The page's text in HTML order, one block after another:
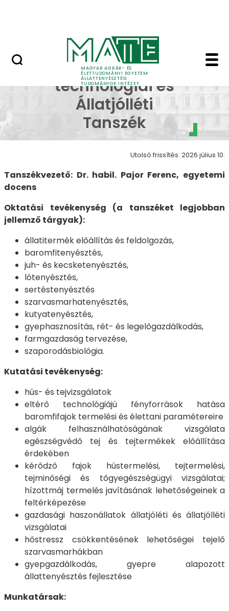
MAGYAR AGRÁR- ÉS
ÉLETTUDOMÁNYI EGYETEM
ÁLLATTENYÉSZTÉSI
TUDOMÁNYOK INTÉZET
Állattenyésztés-
Állattenyésztés-
technológiai és
Állatjólléti
Tanszék
Utolsó frissítés: 2026 július 10.
Tanszékvezető: Dr. habil. Pajor Ferenc, egyetemi
docens
Oktatási tevékenység (a tanszéket legjobban
jellemző tárgyak):
állatitermék előállítás és feldolgozás,
baromfitenyésztés,
juh- és kecsketenyésztés,
lótenyésztés,
sertéstenyésztés
szarvasmarhatenyésztés,
kutyatenyésztés,
gyephasznosítás, rét- és legelőgazdálkodás,
farmgazdaság tervezése,
szaporodásbiológia.
Kutatási tevékenység:
hús- és tejvizsgálatok
eltérő technológiájú fényforrások hatása
baromfifajok termelési és élettani paramétereire
algák felhasználhatóságának vizsgálata
egészségvédő tej és tejtermékek előállítása
érdekében
kérődző fajok hústermelési, tejtermelési,
tejminőségi és tőgyegészségügyi vizsgálatai;
hízottmáj termelés javításának lehetőségeinek a
feltérképezése
gazdasági haszonállatok állatjóléti és állatjólléti
vizsgálatai
hőstressz csökkentésének lehetőségei tejelő
szarvasmarhákban
gyepgazdálkodás, gyepre alapozott
állattenyésztés fejlesztése
Munkatársak: